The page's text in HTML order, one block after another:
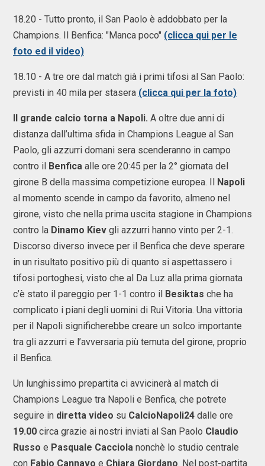
18.20 - Tutto pronto, il San Paolo è addobbato per la
Champions. Il Benfica: "Manca poco" (clicca qui per le
foto ed il video)
18.10 - A tre ore dal match già i primi tifosi al San Paolo:
previsti in 40 mila per stasera (clicca qui per la foto)
Il grande calcio torna a Napoli. A oltre due anni di
distanza dall’ultima sfida in Champions League al San
Paolo, gli azzurri domani sera scenderanno in campo
contro il Benfica alle ore 20:45 per la 2° giornata del
girone B della massima competizione europea. Il Napoli
al momento scende in campo da favorito, almeno nel
girone, visto che nella prima uscita stagione in Champions
contro la Dinamo Kiev gli azzurri hanno vinto per 2-1.
Discorso diverso invece per il Benfica che deve sperare
in un risultato positivo più di quanto si aspettassero i
tifosi portoghesi, visto che al Da Luz alla prima giornata
c’è stato il pareggio per 1-1 contro il Besiktas che ha
complicato i piani degli uomini di Rui Vitoria. Una vittoria
per il Napoli significherebbe creare un solco importante
tra gli azzurri e l’avversaria più temuta del girone, proprio
il Benfica.
Un lunghissimo prepartita ci avvicinerà al match di
Champions League tra Napoli e Benfica, che potrete
seguire in diretta video su CalcioNapoli24 dalle ore
19.00 circa grazie ai nostri inviati al San Paolo Claudio
Russo e Pasquale Cacciola nonchè lo studio centrale
con Fabio Cannavo e Chiara Giordano. Nel post-partita